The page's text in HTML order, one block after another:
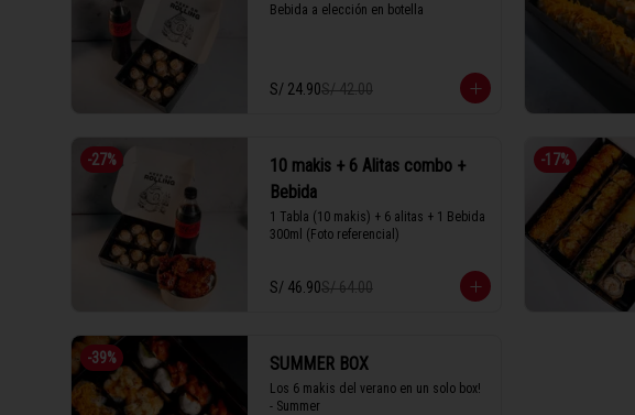
Bebida a elección en botella
S/ 24.90S/ 42.00
-27%
10 makis + 6 Alitas combo +
Bebida
1 Tabla (10 makis) + 6 alitas + 1 Bebida
300ml (Foto referencial)
S/ 46.90S/ 64.00
-17%
-39% SUMMER BOX
Los 6 makis del verano en un solo box!
- Summer